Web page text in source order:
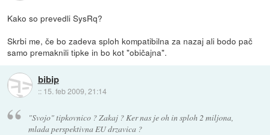
Kako so prevedli SysRq?
Skrbi me, če bo zadeva sploh kompatibilna za nazaj ali bodo pač
samo premaknili tipke in bo kot "običajna".
bibip
:: 15. feb 2009, 21:14
"Svojo" tipkovnico ? Zakaj ? Ker nas je oh in sploh 2 miljona,
mlada perspektivna EU drzavica ?